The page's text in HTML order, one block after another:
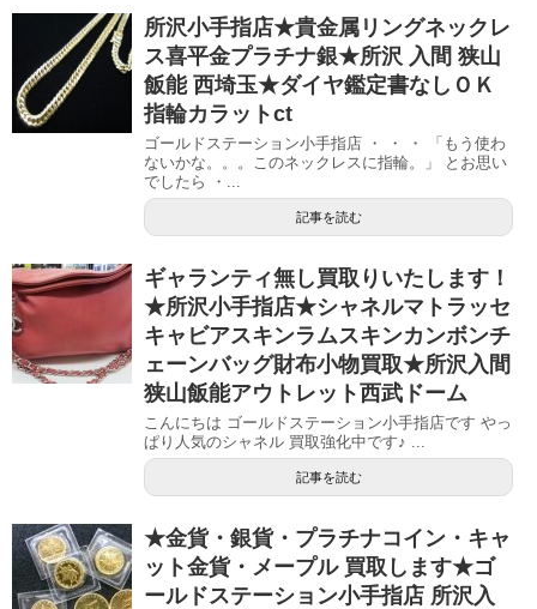
所沢小手指店★貴金属リングネックレ
ス喜平金プラチナ銀★所沢 入間 狭山
飯能 西埼玉★ダイヤ鑑定書なしＯＫ
指輪カラットct
ゴールドステーション小手指店 ・ ・ ・ 「もう使わ
ないかな。。。このネックレスに指輪。」 とお思い
でしたら ・...
記事を読む
ギャランティ無し買取りいたします！
★所沢小手指店★シャネルマトラッセ
キャビアスキンラムスキンカンボンチ
ェーンバッグ財布小物買取★所沢入間
狭山飯能アウトレット西武ドーム
こんにちは ゴールドステーション小手指店です やっ
ぱり人気のシャネル 買取強化中です♪ ...
記事を読む
★金貨・銀貨・プラチナコイン・キャ
ット金貨・メープル 買取します★ゴ
ールドステーション小手指店 所沢入